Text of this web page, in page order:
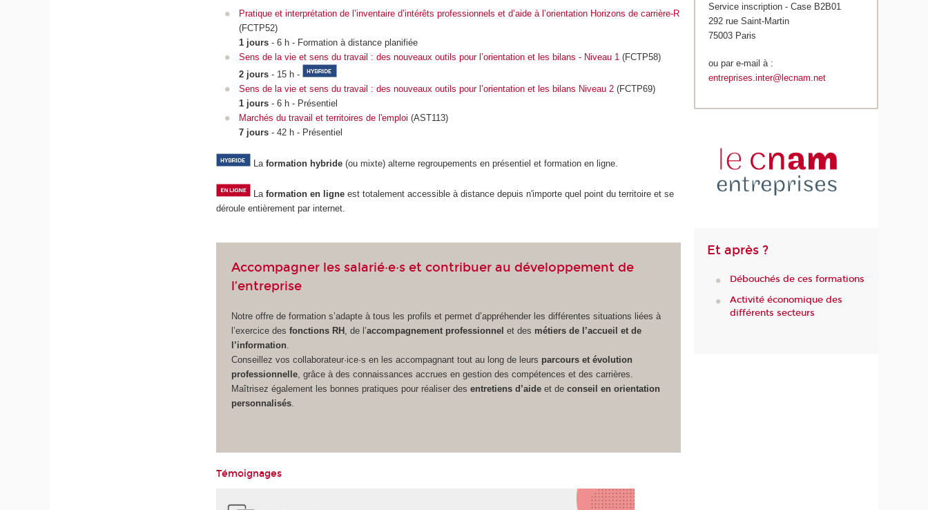
Pratique et interprétation de l’inventaire d’intérêts professionnels et d’aide à l’orientation Horizons de carrière-R
(FCTP52)
1 jours - 6 h - Formation à distance planifiée
Sens de la vie et sens du travail : des nouveaux outils pour l’orientation et les bilans - Niveau 1(FCTP58)
2 jours - 15 h -
Sens de la vie et sens du travail : des nouveaux outils pour l’orientation et les bilans Niveau 2(FCTP69)
1 jours - 6 h - Présentiel
Marchés du travail et territoires de l'emploi (AST113)
7 jours - 42 h - Présentiel
Laformation hybride (ou mixte) alterne regroupements en présentiel et formation en ligne.
Laformation en ligne est totalement accessible à distance depuis n'importe quel point du territoire et se
déroule entièrement par internet.
Accompagner les salarié·e·s et contribuer au développement de
l’entreprise
Notre offre de formation s’adapte à tous les profils et permet d’appréhender les différentes situations liées à
l’exercice desfonctions RH , de l’accompagnement professionnel et des métiers de l’accueil et de
l’information.
Conseillez vos collaborateur·ice·s en les accompagnant tout au long de leurs parcours et évolution
professionnelle, grâce à des connaissances accrues en gestion des compétences et des carrières.
Maîtrisez également les bonnes pratiques pour réaliser desentretiens d’aide et deconseil en orientation
personnalisés.
Témoignages
Service inscription - Case B2B01
292 rue Saint-Martin
75003 Paris
ou par e-mail à :
entreprises.inter@lecnam.net
Et après ?
Débouchés de ces formations
Activité économique des
différents secteurs